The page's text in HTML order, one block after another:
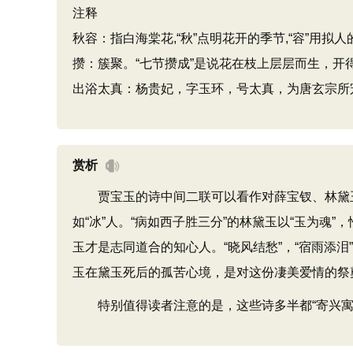
注释
秋容：指白海棠花,“秋”点明花开的季节,“容”用拟
攒：簇聚。“七节攒成”是说花在枝上层层而生，开
出浴太真：杨贵妃，字玉环，号太真，为唐玄宗
赏析
贾宝玉的诗中间二联可以看作对薛宝钗、林黛玉
如“冰”人。“病如西子胜三分”的林黛玉以“玉为魂
玉才是志同道合的知心人。“晓风结愁”，“宿雨添
玉在黛玉死后的孤苦心境，是对这份凄美爱情的祭
特别值得读者注意的是，这些诗多半都“寄兴寓